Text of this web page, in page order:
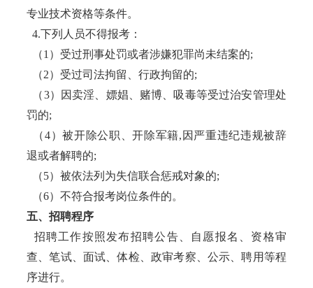
专业技术资格等条件。
4.下列人员不得报考：
（1）受过刑事处罚或者涉嫌犯罪尚未结案的;
（2）受过司法拘留、行政拘留的;
（3）因卖淫、嫖娼、赌博、吸毒等受过治安管理处
罚的;
（4）被开除公职、开除军籍,因严重违纪违规被辞
退或者解聘的;
（5）被依法列为失信联合惩戒对象的;
（6）不符合报考岗位条件的。
五、招聘程序
招聘工作按照发布招聘公告、自愿报名、资格审
查、笔试、面试、体检、政审考察、公示、聘用等程
序进行。